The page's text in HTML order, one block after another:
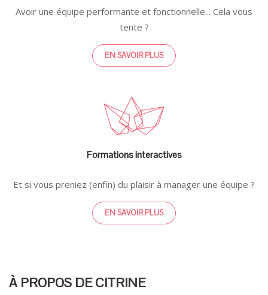
Avoir une équipe performante et fonctionnelle... Cela vous
tente ?
EN SAVOIR PLUS
Formations interactives
Et si vous preniez (enfin) du plaisir à manager une équipe ?
EN SAVOIR PLUS
À PROPOS DE CITRINE